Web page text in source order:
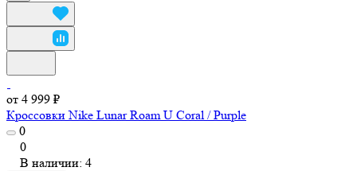
от 4 999 ₽
Кроссовки Nike Lunar Roam U Coral / Purple
0
0
В наличии: 4